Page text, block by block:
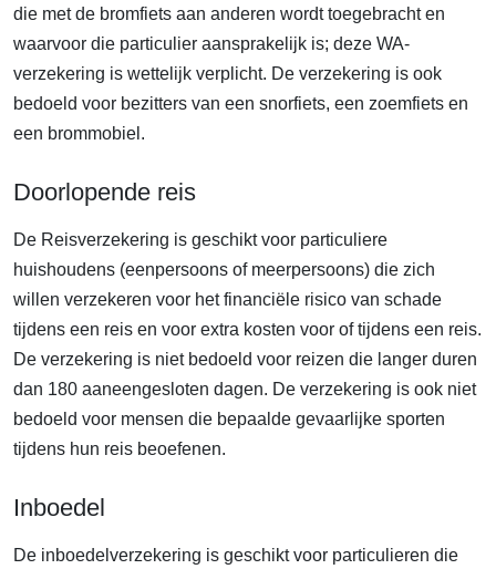
die met de bromfiets aan anderen wordt toegebracht en
waarvoor die particulier aansprakelijk is; deze WA-
verzekering is wettelijk verplicht. De verzekering is ook
bedoeld voor bezitters van een snorfiets, een zoemfiets en
een brommobiel.
Doorlopende reis
De Reisverzekering is geschikt voor particuliere
huishoudens (eenpersoons of meerpersoons) die zich
willen verzekeren voor het financiële risico van schade
tijdens een reis en voor extra kosten voor of tijdens een reis.
De verzekering is niet bedoeld voor reizen die langer duren
dan 180 aaneengesloten dagen. De verzekering is ook niet
bedoeld voor mensen die bepaalde gevaarlijke sporten
tijdens hun reis beoefenen.
Inboedel
De inboedelverzekering is geschikt voor particulieren die